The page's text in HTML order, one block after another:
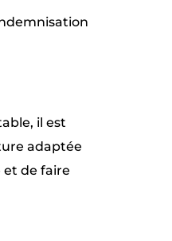
il est
adaptée
et de faire